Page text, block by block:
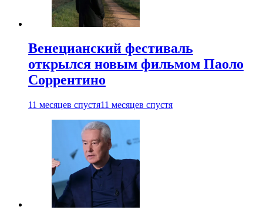
Венецианский фестиваль
открылся новым фильмом Паоло
Соррентино
11 месяцев спустя11 месяцев спустя